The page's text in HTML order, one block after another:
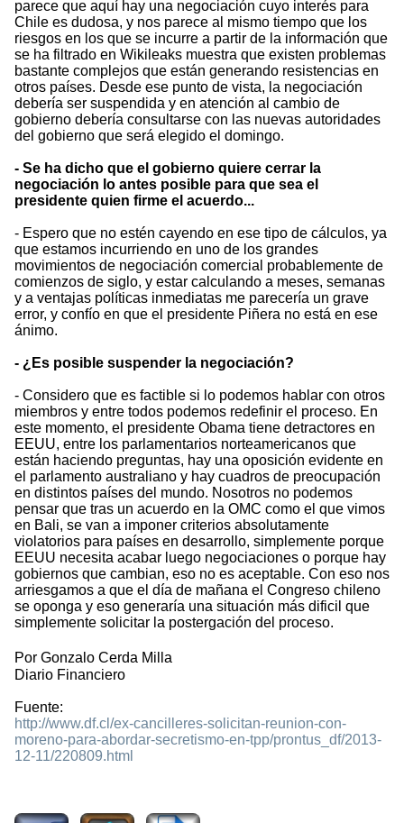
parece que aquí hay una negociación cuyo interés para
Chile es dudosa, y nos parece al mismo tiempo que los
riesgos en los que se incurre a partir de la información que
se ha filtrado en Wikileaks muestra que existen problemas
bastante complejos que están generando resistencias en
otros países. Desde ese punto de vista, la negociación
debería ser suspendida y en atención al cambio de
gobierno debería consultarse con las nuevas autoridades
del gobierno que será elegido el domingo.
- Se ha dicho que el gobierno quiere cerrar la
negociación lo antes posible para que sea el
presidente quien firme el acuerdo...
- Espero que no estén cayendo en ese tipo de cálculos, ya
que estamos incurriendo en uno de los grandes
movimientos de negociación comercial probablemente de
comienzos de siglo, y estar calculando a meses, semanas
y a ventajas políticas inmediatas me parecería un grave
error, y confío en que el presidente Piñera no está en ese
ánimo.
- ¿Es posible suspender la negociación?
- Considero que es factible si lo podemos hablar con otros
miembros y entre todos podemos redefinir el proceso. En
este momento, el presidente Obama tiene detractores en
EEUU, entre los parlamentarios norteamericanos que
están haciendo preguntas, hay una oposición evidente en
el parlamento australiano y hay cuadros de preocupación
en distintos países del mundo. Nosotros no podemos
pensar que tras un acuerdo en la OMC como el que vimos
en Bali, se van a imponer criterios absolutamente
violatorios para países en desarrollo, simplemente porque
EEUU necesita acabar luego negociaciones o porque hay
gobiernos que cambian, eso no es aceptable. Con eso nos
arriesgamos a que el día de mañana el Congreso chileno
se oponga y eso generaría una situación más dificil que
simplemente solicitar la postergación del proceso.
Por Gonzalo Cerda Milla
Diario Financiero
Fuente:
http://www.df.cl/ex-cancilleres-solicitan-reunion-con-
moreno-para-abordar-secretismo-en-tpp/prontus_df/2013-
12-11/220809.html